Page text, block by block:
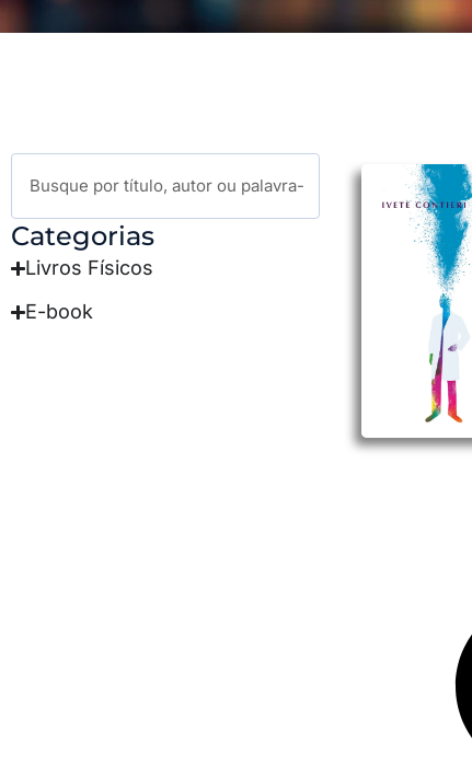
Categorias
Livros Físicos
E-book